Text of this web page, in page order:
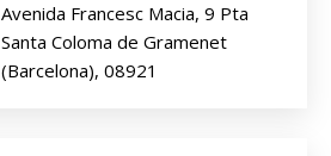
Avenida Francesc Macia, 9 Pta
Santa Coloma de Gramenet
(Barcelona), 08921